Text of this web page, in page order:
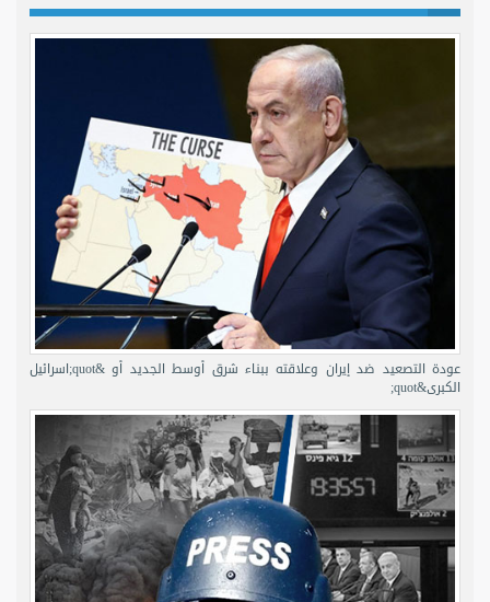
عودة التصعيد ضد إيران وعلاقته ببناء شرق أوسط الجديد أو &quot;اسرائيل
الكبرى&quot;